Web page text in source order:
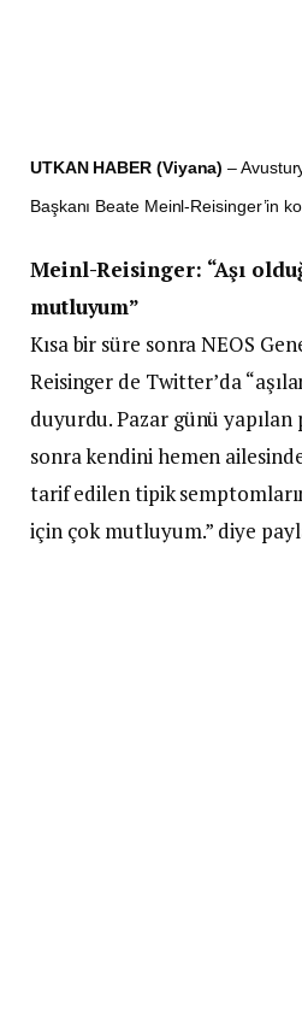
UTKAN HABER (Viyana)–
Başkanı Beate Meinl-Reisinger’in
Meinl-Reisinger: “Aşı
mutluyum”
Kısa bir süre sonra NEOS
Reisinger de Twitter’da
duyurdu. Pazar günü
sonra kendini hemen
tarif edilen tipik
için çok mutluyum.” diye